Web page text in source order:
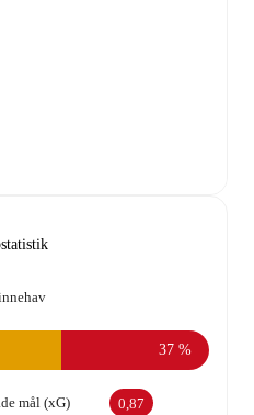
37 %
mål (xG) 0,87